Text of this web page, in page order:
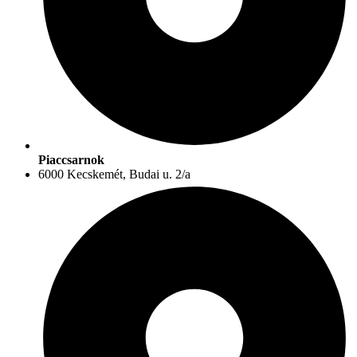
Piaccsarnok
6000 Kecskemét, Budai u. 2/a